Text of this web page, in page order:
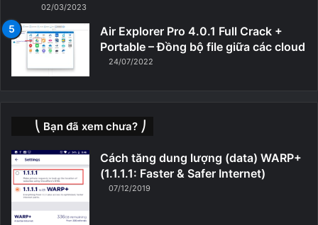
02/03/2023
Air Explorer Pro 4.0.1 Full Crack +
Portable – Đồng bộ file giữa các cloud
24/07/2022
⎝ Bạn đã xem chưa? ⎠
Cách tăng dung lượng (data) WARP+
(1.1.1.1: Faster & Safer Internet)
07/12/2019